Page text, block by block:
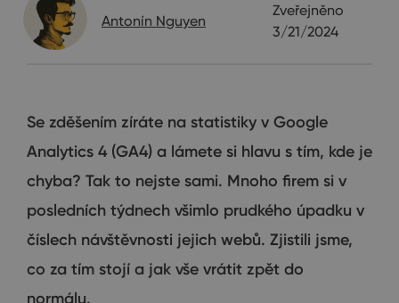
Antonín Nguyen
Zveřejněno
3/21/2024
Se zděšením zíráte na statistiky v Google
Analytics 4 (GA4) a lámete si hlavu s tím, kde je
chyba? Tak to nejste sami. Mnoho firem si v
posledních týdnech všimlo prudkého úpadku v
číslech návštěvnosti jejich webů. Zjistili jsme,
co za tím stojí a jak vše vrátit zpět do
normálu.